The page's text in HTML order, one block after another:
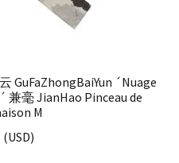
GuFaZhongBaiYun ´Nuage
兼毫 JianHao Pinceau de
M
(USD)